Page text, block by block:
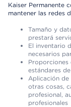
Kaiser Permanente
mantener las redes
Tamaño y
prestará
El inventario
necesarios
Proporciones
estándares
Aplicación
otras cosas,
profesional,
profesionales